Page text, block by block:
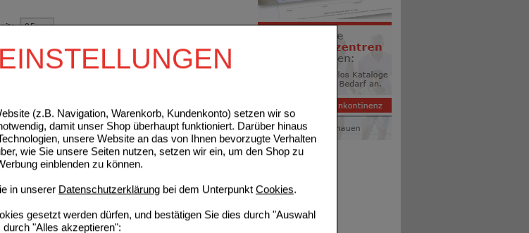
(z.B. Navigation, Warenkorb, Kundenkonto) setzen wir so
damit unser Shop überhaupt funktioniert. Darüber hinaus
unsere Website an das von Ihnen bevorzugte Verhalten
wie Sie unsere Seiten nutzen, setzen wir ein, um den Shop zu
einblenden zu können.
in unserer Datenschutzerklärung bei dem Unterpunkt Cookies.
gesetzt werden dürfen, und bestätigen Sie dies durch "Auswahl
"Alles akzeptieren":